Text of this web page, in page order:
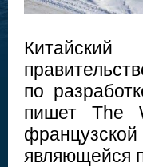
Китайский
по
пишет The
являющейся